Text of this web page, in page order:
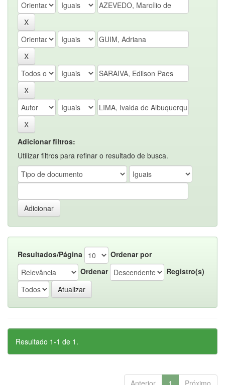
Adicionar filtros:
Utilizar filtros para refinar o resultado de busca.
Resultados/Página
Ordenar por
Ordenar
Registro(s)
Resultado 1-1 de 1.
Anterior 1 Próximo